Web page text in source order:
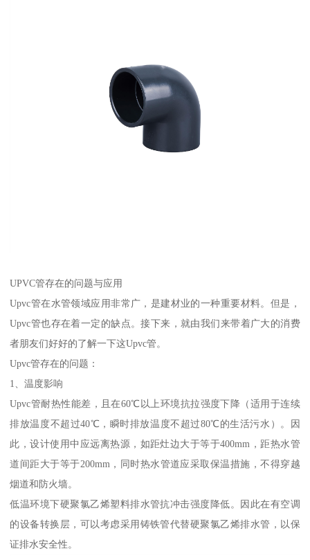
UPVC管存在的问题与应用
Upvc管在水管领域应用非常广，是建材业的一种重要材料。但是，
Upvc管也存在着一定的缺点。接下来，就由我们来带着广大的消费
者朋友们好好的了解一下这Upvc管。
Upvc管存在的问题：
1、温度影响
Upvc管耐热性能差，且在60℃以上环境抗拉强度下降（适用于连续
排放温度不超过40℃，瞬时排放温度不超过80℃的生活污水）。因
此，设计使用中应远离热源，如距灶边大于等于400mm，距热水管
道间距大于等于200mm，同时热水管道应采取保温措施，不得穿越
烟道和防火墙。
低温环境下硬聚氯乙烯塑料排水管抗冲击强度降低。因此在有空调
的设备转换层，可以考虑采用铸铁管代替硬聚氯乙烯排水管，以保
证排水安全性。